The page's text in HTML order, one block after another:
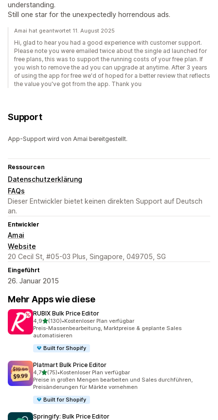
understanding.
Still one star for the unexpectedly horrendous ads.
Amai hat geantwortet 11. August 2025
Hi, glad to hear you had a good experience with customer support.
Please note you were emailed twice about the single ad launched for
free plans, this was to support the running costs of your free plan. If
you wish to remove the ad you can upgrade at anytime. After 3 years
of using the app for free we'd of hoped for a better review that reflects
the value you've got from the app. Thank you
Support
App-Support wird von Amai bereitgestellt.
Ressourcen
Datenschutzerklärung
FAQs
Dieser Entwickler bietet keinen direkten Support auf Deutsch
an.
Entwickler
Amai
Website
20 Cecil St, #05-03 Plus, Singapore, 049705, SG
Eingeführt
26. Januar 2015
Mehr Apps wie diese
RUBIX Bulk Price Editor
4,9von 5 Sternen
(130)
130 Rezensionen insgesamt
•Kostenloser Plan verfügbar
Preis-Massenbearbeitung, Marktpreise & geplante Sales
automatisieren
Built for Shopify
Platmart Bulk Price Editor
4,7von 5 Sternen
(75)
75 Rezensionen insgesamt
•Kostenloser Plan verfügbar
Preise in großen Mengen bearbeiten und Sales durchführen,
Preisänderungen für Märkte vornehmen
Built for Shopify
Springify: Bulk Price Editor